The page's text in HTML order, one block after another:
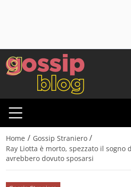
Home / Gossip Straniero /
Ray Liotta è morto, spezzato il sogno
avrebbero dovuto sposarsi